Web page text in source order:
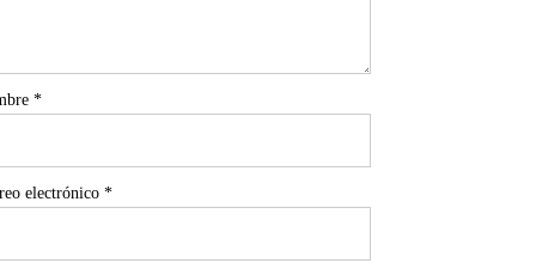
*
electrónico *